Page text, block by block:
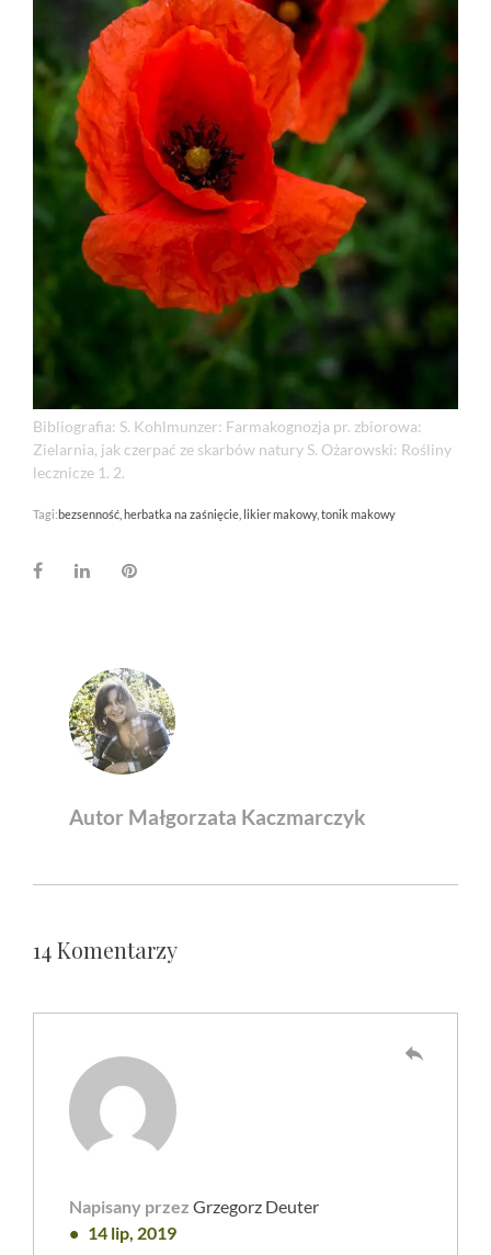
Bibliografia: S. Kohlmunzer: Farmakognozja pr. zbiorowa:
Zielarnia, jak czerpać ze skarbów natury S. Ożarowski: Rośliny
lecznicze 1. 2.
Tagi:bezsenność herbatka na zaśnięcie likier makowy tonik makowy
FacebookLinkedInPinterest
Autor Małgorzata Kaczmarczyk
14 Komentarzy
Napisany przez Grzegorz Deuter
14 lip, 2019
reply